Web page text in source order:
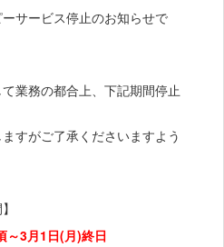
サービス停止のお知らせで
業務の都合上、下記期間停止
すがご了承くださいますよう
間】
～3月1日(月)終日